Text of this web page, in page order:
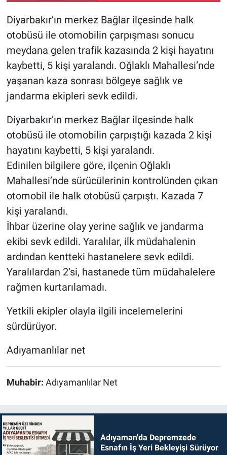
Diyarbakır’ın merkez Bağlar ilçesinde halk
otobüsü ile otomobilin çarpışması sonucu
meydana gelen trafik kazasında 2 kişi hayatını
kaybetti, 5 kişi yaralandı. Oğlaklı Mahallesi’nde
yaşanan kaza sonrası bölgeye sağlık ve
jandarma ekipleri sevk edildi.
Diyarbakır’ın merkez Bağlar ilçesinde halk
otobüsü ile otomobilin çarpıştığı kazada 2 kişi
hayatını kaybetti, 5 kişi yaralandı.
Edinilen bilgilere göre, ilçenin Oğlaklı
Mahallesi’nde sürücülerinin kontrolünden çıkan
otomobil ile halk otobüsü çarpıştı. Kazada 7
kişi yaralandı.
İhbar üzerine olay yerine sağlık ve jandarma
ekibi sevk edildi. Yaralılar, ilk müdahalenin
ardından kentteki hastanelere sevk edildi.
Yaralılardan 2’si, hastanede tüm müdahalelere
rağmen kurtarılamadı.
Yetkili ekipler olayla ilgili incelemelerini
sürdürüyor.
Adıyamanlılar net
Muhabir: Adıyamanlılar Net
Adıyaman'da Depremzede
Esnafın İş Yeri Bekleyişi Sürüyor